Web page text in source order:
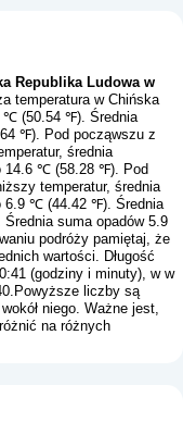
Republika Ludowa w
temperatura w Chińska
℃ (50.54 ℉). Średnia
℉). Pod począwszu z
średnia
14.6 ℃ (58.28 ℉). Pod
temperatur, średnia
6.9 ℃ (44.42 ℉). Średnia
suma opadów 5.9
podróży pamiętaj, że
wartości. Długość
(godziny i minuty), w w
liczby są
niego. Ważne jest,
na różnych